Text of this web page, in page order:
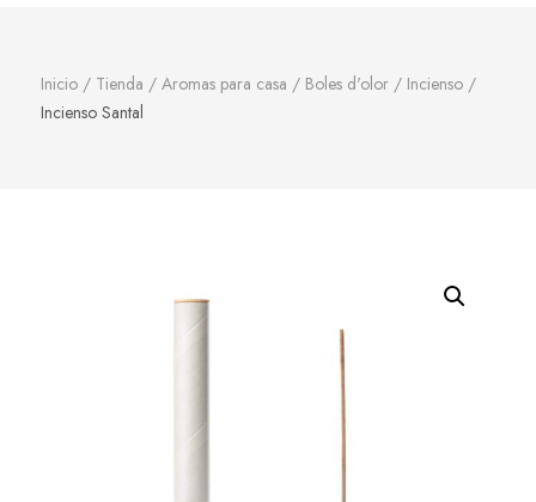
Inicio / Tienda / Aromas para casa / Boles d'olor / Incienso /
Incienso Santal